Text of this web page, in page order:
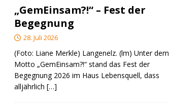
„GemEinsam?!“ – Fest der
Begegnung
28. Juli 2026
(Foto: Liane Merkle) Langenelz. (lm) Unter dem
Motto „GemEinsam?!“ stand das Fest der
Begegnung 2026 im Haus Lebensquell, dass
alljährlich[…]